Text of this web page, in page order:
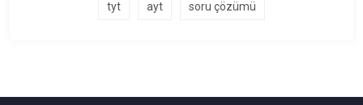
tyt ayt soru çözümü